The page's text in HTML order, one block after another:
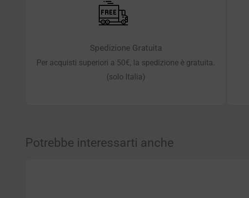
Spedizione Gratuita
Per acquisti superiori a 50€, la spedizione è gratuita.
(solo Italia)
Potrebbe interessarti anche